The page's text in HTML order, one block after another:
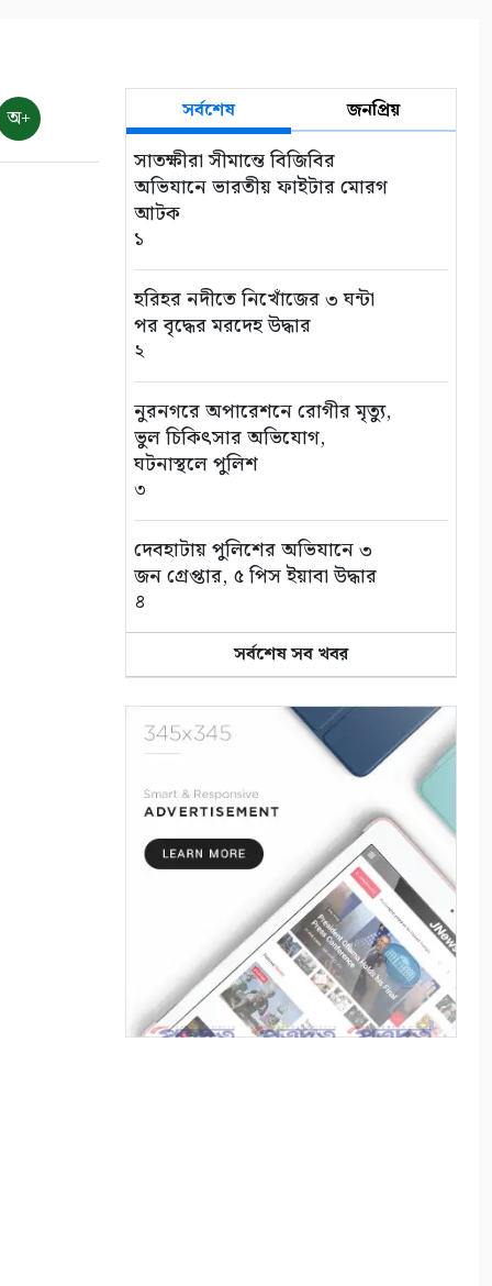
অ+ সর্বশেষ জনপ্রিয়
সাতক্ষীরা সীমান্তে বিজিবির
অভিযানে ভারতীয় ফাইটার মোরগ
আটক
১
হরিহর নদীতে নিখোঁজের ৩ ঘন্টা
পর বৃদ্ধের মরদেহ উদ্ধার
২
নুরনগরে অপারেশনে রোগীর মৃত্যু,
ভুল চিকিৎসার অভিযোগ,
ঘটনাস্থলে পুলিশ
৩
দেবহাটায় পুলিশের অভিযানে ৩
জন গ্রেপ্তার, ৫ পিস ইয়াবা উদ্ধার
৪
জন্মের পর থেকেই জটিলতায় ভুগছে
শিশু রায়য়ান, পাশে দাঁড়ালেন
আলফা
৫
সুন্দরবন বন্ধ, তবু সুন্দরবনের স্বাদ
মিলছে আকাশনীলায়
৬
কপিলমুনিতে চারা গাছের বাজার
সাতক্ষীরা একটি জেলা নয়, একটি
সর্বশেষ সব খবর